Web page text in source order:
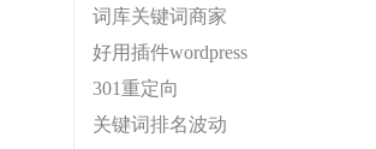
词库关键词商家
好用插件wordpress
301重定向
关键词排名波动